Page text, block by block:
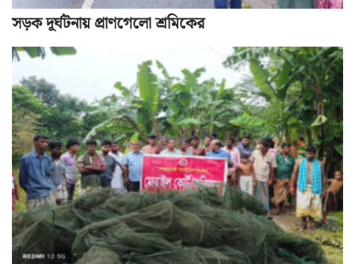
সড়ক দূর্ঘটনায় প্রাণগেলো শ্রমিকের